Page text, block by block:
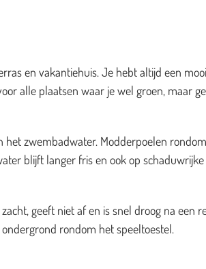
en vakantiehuis. Je hebt altijd een
alle plaatsen waar je wel groen, maar
het zwembadwater. Modderpoelen
blijft langer fris en ook op
geeft niet af en is snel droog na een
rondom het speeltoestel.